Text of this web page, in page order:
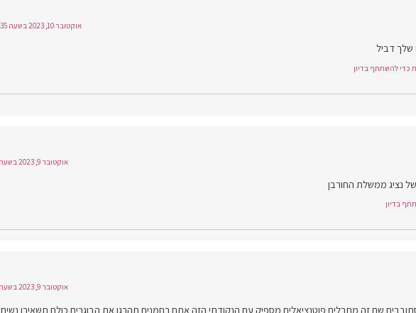
אוקטובר 10, 2023 בשעה 15:35
שלך דביל
להשתתף בדיון
אוקטובר 9, 2023 בשעה 14:17
נציג ממשלת החורבן
בדיון
אוקטובר 9, 2023 בשעה 13:52
שם זה מחבלים פוטנציאלים מספיק עם הנקודתי הזה אתם רחמנים תהרגו את הבוגרים כולם תשאירו נשים